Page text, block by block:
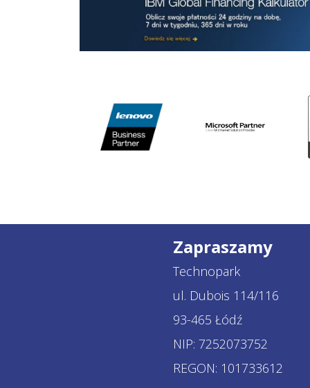
Zapraszamy
Technopark
ul. Dubois 114/116
93-465 Łódź
NIP: 7252073752
REGON: 101733612